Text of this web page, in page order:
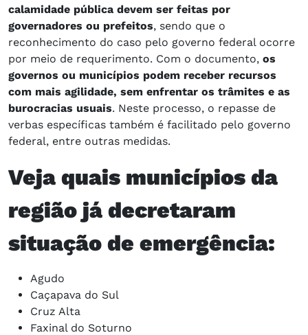
calamidade pública devem ser feitas por
governadores ou prefeitos, sendo que o
reconhecimento do caso pelo governo federal ocorre
por meio de requerimento. Com o documento, os
governos ou municípios podem receber recursos
com mais agilidade, sem enfrentar os trâmites e as
burocracias usuais. Neste processo, o repasse de
verbas específicas também é facilitado pelo governo
federal, entre outras medidas.
Veja quais municípios da
região já decretaram
situação de emergência:
Agudo
Caçapava do Sul
Cruz Alta
Faxinal do Soturno